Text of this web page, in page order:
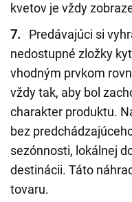
kvetov je vždy
7. Predávajúci si
nedostupné zložky
vhodným prvkom
vždy tak, aby bol
charakter produktu.
bez
sezónnosti, lokálnej
destinácii. Táto
tovaru.